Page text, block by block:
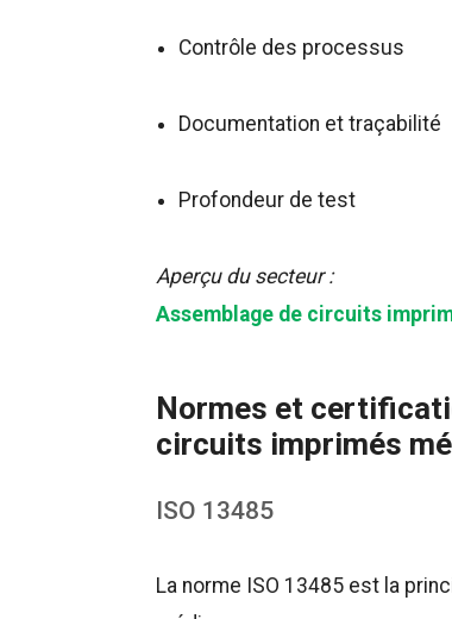
Contrôle des processus
Documentation et traçabilité
Profondeur de test
Aperçu du secteur :
Assemblage de circuits
Normes et
circuits imprimés
ISO 13485
La norme ISO 13485 est la